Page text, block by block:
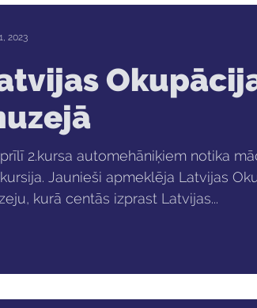
2.kursa automehāniķiem notika
Jaunieši apmeklēja Latvijas
kurā centās izprast Latvijas...
2023